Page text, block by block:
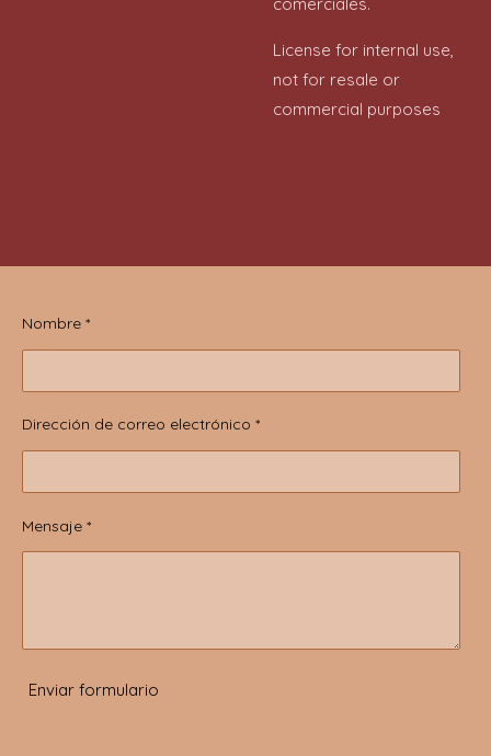
License for internal use,
not for resale or
commercial purposes
Nombre *
Dirección de correo electrónico *
Mensaje *
Enviar formulario